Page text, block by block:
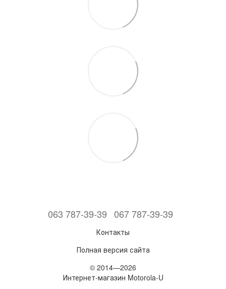
063 787-39-39 067 787-39-39
Контакты
Полная версия сайта
© 2014—2026
Интернет-магазин Motorola-U